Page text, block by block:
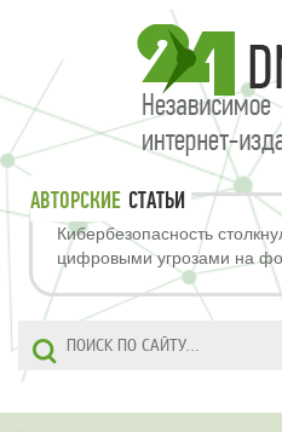
АВТОРСКИЕ СТАТЬИ
Кибербезопасность
цифровыми угрозами на